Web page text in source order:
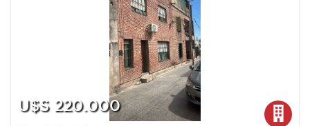
U$S 220.000